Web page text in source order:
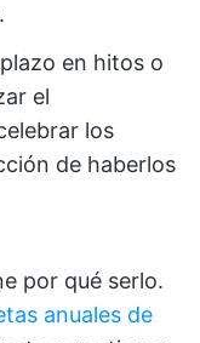
en hitos o
el
los
de haberlos
por qué serlo.
anuales de